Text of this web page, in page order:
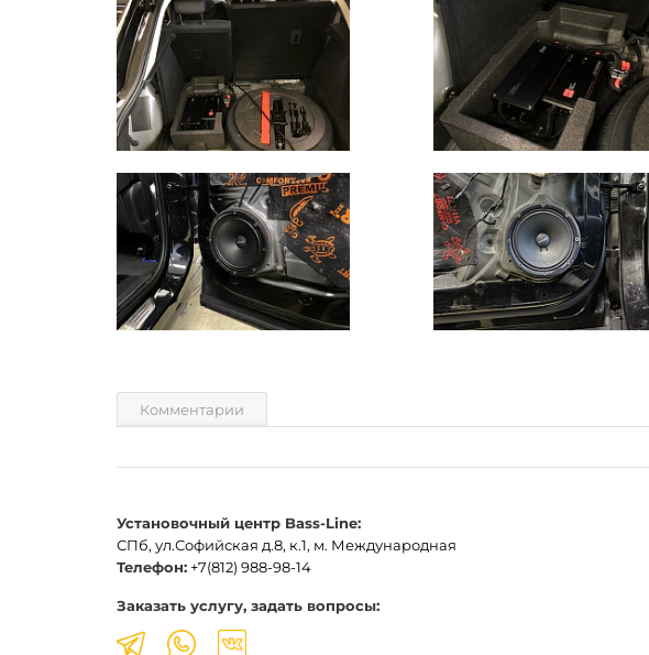
Комментарии
Установочный центр Bass-Line:
СПб, ул.Софийская д.8, к.1, м. Международная
Телефон: +7(812) 988-98-14
Заказать услугу, задать вопросы: